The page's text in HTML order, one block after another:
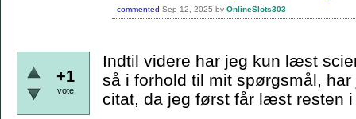
commented Sep 12, 2025 by OnlineSlots303
+1
vote
Indtil videre har jeg kun læst
så i forhold til mit spørgsmål,
citat, da jeg først får læst resten i